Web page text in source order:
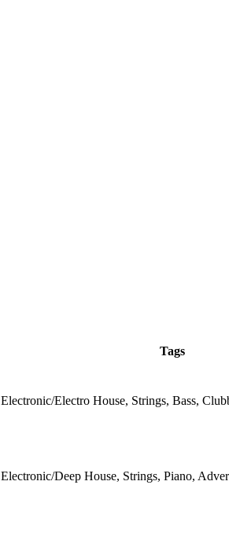
Tags
Electronic/Electro House, Strings, Bass,
Electronic/Deep House, Strings, Piano,